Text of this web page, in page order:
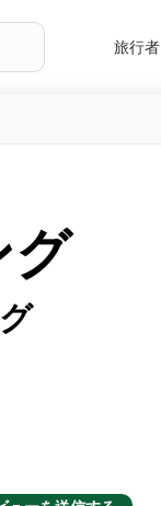
旅行者
グ